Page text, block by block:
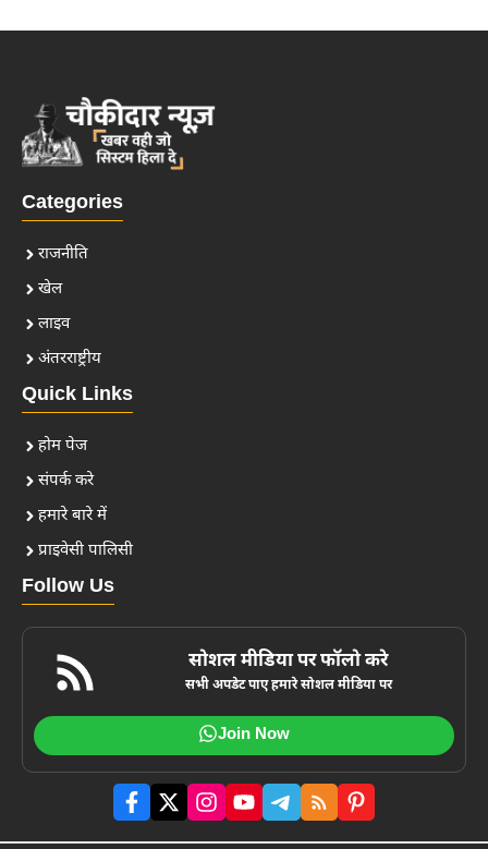
Categories
राजनीति
खेल
लाइव
अंतरराष्ट्रीय
Quick Links
होम पेज
संपर्क करे
हमारे बारे में
प्राइवेसी पालिसी
Follow Us
सोशल मीडिया पर फॉलो करे
सभी अपडेट पाए हमारे सोशल मीडिया पर
Join Now